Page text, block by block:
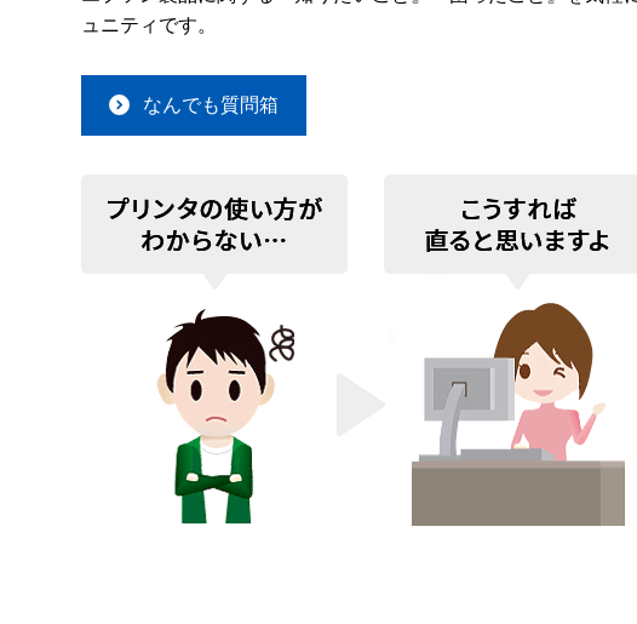
ュニティです。
なんでも質問箱